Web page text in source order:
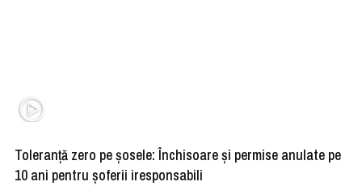
Toleranță zero pe șosele: Închisoare și permise anulate pe
10 ani pentru șoferii iresponsabili